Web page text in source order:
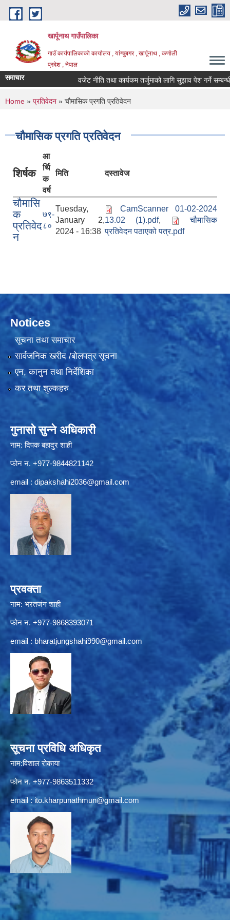
Skip to main content
खार्पूनाथ गाउँपालिका
गाउँ कार्यपालिकाको कार्यालय , यांग्चुबगर , खार्पूनाथ , कर्णाली
प्रदेश , नेपाल
समाचार वजेट नीति तथा कार्यकम तर्जुमाको लागि सुझाव पेश गर्ने सम्बन्धी
You are here
Home » प्रतिवेदन » चौमासिक प्रगति प्रतिवेदन
चौमासिक प्रगति प्रतिवेदन
शिर्षक
आ
र्थि
क
वर्ष
मिति दस्तावेज
चौमासि
क
प्रतिवेद
न
७९-
८०
Tuesday,
January 2,
2024 - 16:38
CamScanner 01-02-2024
13.02 (1).pdf,
चौमासिक
प्रतिवेदन पठाएको पत्र.pdf
Notices
सूचना तथा समाचार
सार्वजनिक खरीद /बोलपत्र सूचना
एन, कानुन तथा निर्देशिका
कर तथा शुल्कहरु
गुनासो सुन्ने अधिकारी
नाम: दिपक बहादुर शाही
फोन न. +977-9844821142
email : dipakshahi2036@gmail.com
प्रवक्ता
नाम: भरतजंग शाही
फोन न. +977-9868393071
email : bharatjungshahi990@gmail.com
सूचना प्रविधि अधिकृत
नाम:विशाल रोकाया
फोन न. +977-9863511332
email : ito.kharpunathmun@gmail.com